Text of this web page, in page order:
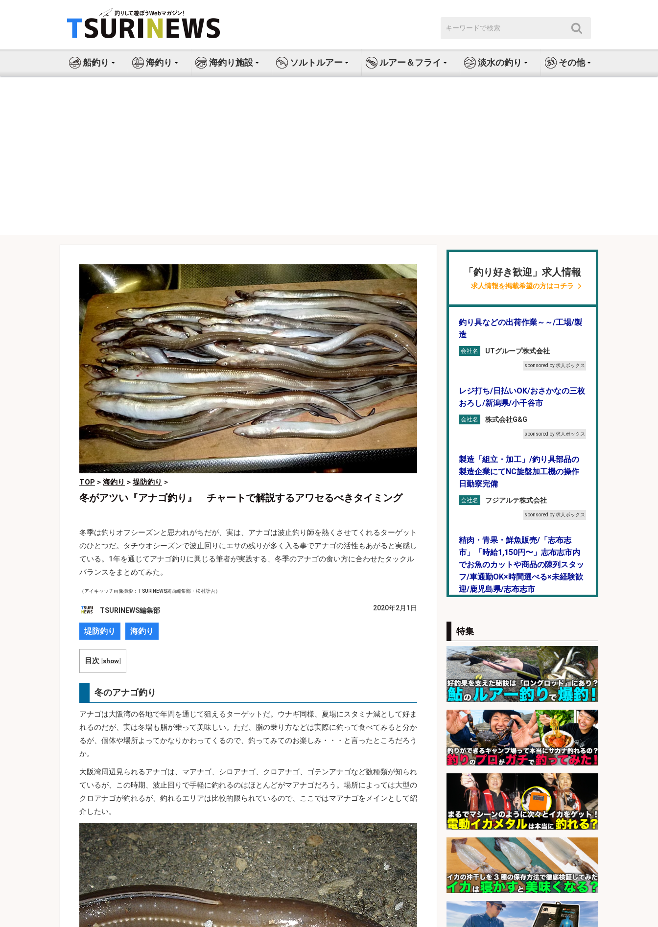
ス
索:
船釣り 海釣り 海釣り施設 ソルトルアー ルアー＆フライ 淡水の釣り その他
TOP > 海釣り >堤防釣り >
冬がアツい『アナゴ釣り』 チャートで解説するアワセるべきタイミング
冬季は釣りオフシーズンと思われがちだが、実は、アナゴは波止釣り師を熱くさせてくれるターゲット
のひとつだ。タチウオシーズンで波止回りにエサの残りが多く入る事でアナゴの活性もあがると実感し
ている。1年を通じてアナゴ釣りに興じる筆者が実践する、冬季のアナゴの食い方に合わせたタックル
バランスをまとめてみた。
（アイキャッチ画像撮影：TSURINEWS関西編集部・松村計吾）
TSURINEWS編集部 2020年2月1日
堤防釣り 海釣り
目次 [show]
冬のアナゴ釣り
アナゴは大阪湾の各地で年間を通じて狙えるターゲットだ。ウナギ同様、夏場にスタミナ減として好ま
れるのだが、実は冬場も脂が乗って美味しい。ただ、脂の乗り方などは実際に釣って食べてみると分か
るが、個体や場所よってかなりかわってくるので、釣ってみてのお楽しみ・・・と言ったところだろう
か。
大阪湾周辺見られるアナゴは、マアナゴ、シロアナゴ、クロアナゴ、ゴテンアナゴなど数種類が知られ
ているが、この時期、波止回りで手軽に釣れるのはほとんどがマアナゴだろう。場所によっては大型の
クロアナゴが釣れるが、釣れるエリアは比較的限られているので、ここではマアナゴをメインとして紹
介したい。
「釣り好き歓迎」求人情報
求人情報を掲載希望の方はコチラ
釣り具などの出荷作業～～/工場/製
造
会社名 UTグループ株式会社
sponsored by 求人ボックス
レジ打ち/日払いOK/おさかなの三枚
おろし/新潟県/小千谷市
会社名 株式会社G&G
sponsored by 求人ボックス
製造「組立・加工」/釣り具部品の
製造企業にてNC旋盤加工機の操作
日勤寮完備
会社名 フジアルテ株式会社
sponsored by 求人ボックス
精肉・青果・鮮魚販売/「志布志
市」「時給1,150円〜」志布志市内
でお魚のカットや商品の陳列スタッ
フ/車通勤OK×時間選べる×未経験歓
迎/鹿児島県/志布志市
精肉・青果・鮮魚販売/「志布志
市」「時給1,150円〜」志布志市で
お魚のカットや商品の陳列業務/時
間選べる×未経験歓迎×残業少なめ/
鹿児島県/志布志市
会社名 株式会社ホットスタッフ鹿児島
sponsored by 求人ボックス
精肉・青果・鮮魚販売/「志布志
市」お魚のカットや商品の陳列業
務/「時給1,150円〜」/時間選べる×
未経験歓迎×残業少なめ/鹿児島県/
志布志市
会社名 株式会社ホットスタッフ鹿児島
sponsored by 求人ボックス
日払いOKで即日収入/製造スタッフ/
「広島市佐伯区」「時給1,200円」
日払いあり/広島市佐伯区内でお魚
のパック詰めや品出し業務/車通勤
OK×未経験歓迎×残業少なめ/広島県
会社名 株式会社ホットスタッフ五日市
特集